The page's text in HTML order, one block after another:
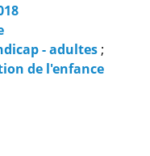
- adultes ;
de l'enfance